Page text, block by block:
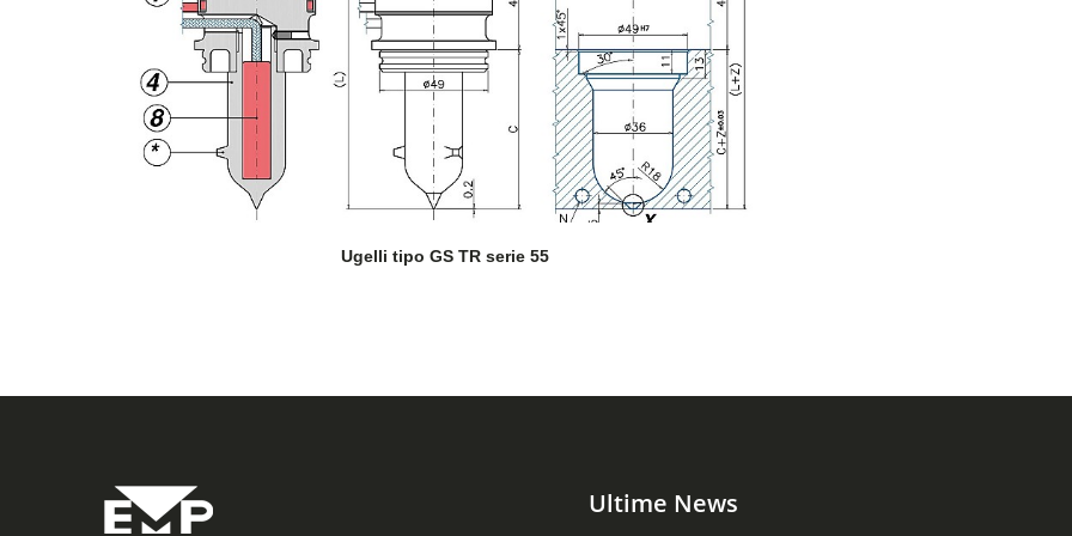
SCHEDA PRODOTTO
Ugelli tipo GS TR serie 55
Ultime News